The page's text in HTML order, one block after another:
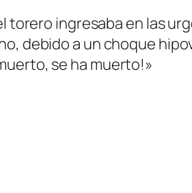
torero ingresaba en las
debido a un choque
se ha muerto!»